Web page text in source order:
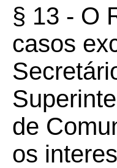
§ 13 - O
casos
de
os